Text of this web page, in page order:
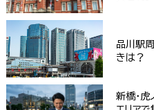
品川駅
きは？
新橋・